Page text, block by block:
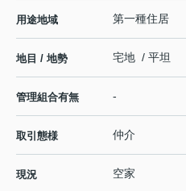
用途地域 第一種住居
地目 / 地勢 宅地 / 平坦
管理組合有無 -
取引態様 仲介
現況 空家